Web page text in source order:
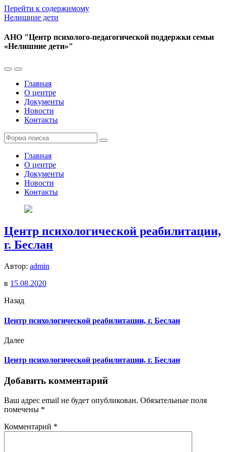
Перейти к содержимому
Нелишние дети
АНО "Центр психолого-педагогической поддержки семьи
«Нелишние дети»"
Переключить
мобильное
меню
Переключить
поле
поиска
Главная
О центре
Документы
Новости
Контакты
Поиск
Главная
О центре
Документы
Новости
Контакты
Центр психологической реабилитации,
г. Беслан
Автор: admin
в 15.08.2020
Назад
Центр психологической реабилитации, г. Беслан
Далее
Центр психологической реабилитации, г. Беслан
Добавить комментарий
Ваш адрес email не будет опубликован. Обязательные поля
помечены *
Комментарий *